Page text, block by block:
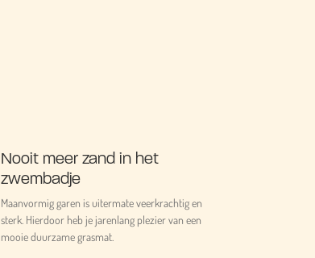
Nooit meer zand in het
zwembadje
Maanvormig garen is uitermate veerkrachtig en
sterk. Hierdoor heb je jarenlang plezier van een
mooie duurzame grasmat.